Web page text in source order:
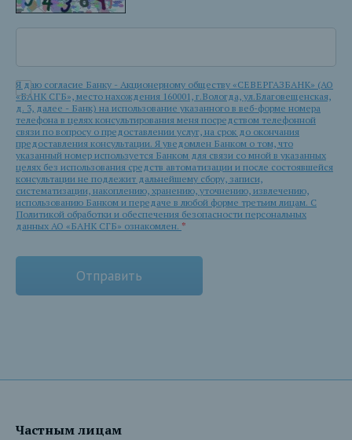
Я даю согласие Банку - Акционерному обществу «СЕВЕРГАЗБАНК» (АО
«БАНК СГБ», место нахождения 160001, г.Вологда, ул.Благовещенская,
д. 3, далее - Банк) на использование указанного в веб-форме номера
телефона в целях консультирования меня посредством телефонной
связи по вопросу о предоставлении услуг, на срок до окончания
предоставления консультации. Я уведомлен Банком о том, что
указанный номер используется Банком для связи со мной в указанных
целях без использования средств автоматизации и после состоявшейся
консультации не подлежит дальнейшему сбору, записи,
систематизации, накоплению, хранению, уточнению, извлечению,
использованию Банком и передаче в любой форме третьим лицам. С
Политикой обработки и обеспечения безопасности персональных
данных АО «БАНК СГБ» ознакомлен. *
Частным лицам